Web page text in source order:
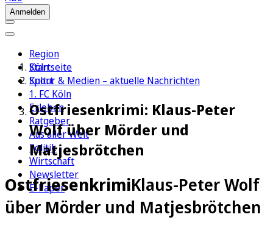
Anmelden
Region
Köln
Sport
1. FC Köln
Erleben
Ratgeber
Aus aller Welt
Politik
Wirtschaft
Newsletter
E-Paper
Startseite
Kultur & Medien – aktuelle Nachrichten
Ostfriesenkrimi: Klaus-Peter
Wolf über Mörder und
Matjesbrötchen
OstfriesenkrimiKlaus-Peter Wolf
über Mörder und Matjesbrötchen